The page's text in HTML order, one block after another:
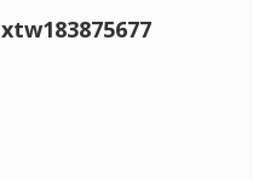
xtw183875677